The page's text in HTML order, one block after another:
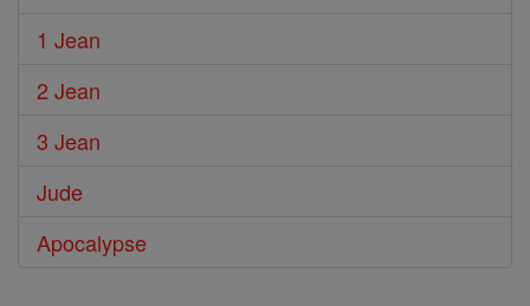
1 Jean
2 Jean
3 Jean
Jude
Apocalypse